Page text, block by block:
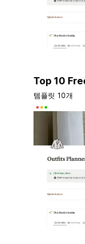
Top 10
템플릿 10개